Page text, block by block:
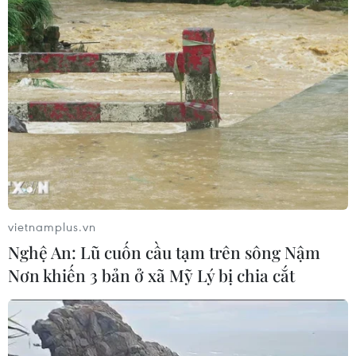
08/08/2026 08:25
Đà Nẵng: Khẩn trương tìm kiếm 3
người bị sóng cuốn mất tích tại bán
đảo Sơn Trà
08/08/2026 07:13
Nghệ An: Sạt lở nghiêm trọng, tỉnh lộ
543D tạm thời tê liệt
08/08/2026 07:09
Điện Biên từng bước hình thành thị
trường tín chỉ carbon rừng
08/08/2026 06:50
vietnamplus.vn
Nghệ An: Lũ cuốn cầu tạm trên sông Nậm
Nơn khiến 3 bản ở xã Mỹ Lý bị chia cắt